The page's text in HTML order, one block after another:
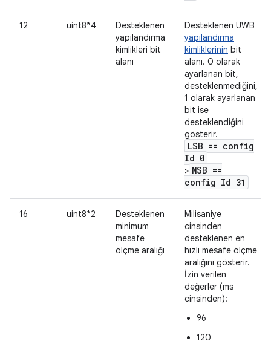
12 uint8*4
Desteklenen
yapılandırma
kimlikleri bit
alanı
Desteklenen UWB
yapılandırma
kimliklerinin bit
alanı. 0 olarak
ayarlanan bit,
desteklenmediğini,
1 olarak ayarlanan
bit ise
desteklendiğini
gösterir.
LSB == config
Id 0
> MSB ==
config Id 31
16 uint8*2
Desteklenen
minimum
mesafe
ölçme aralığı
Milisaniye
cinsinden
desteklenen en
hızlı mesafe ölçme
aralığını gösterir.
İzin verilen
değerler (ms
cinsinden):
96
120